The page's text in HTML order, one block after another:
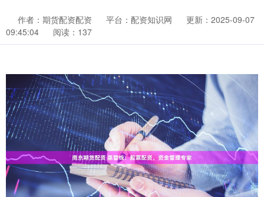
作者：期货配资配资 平台：配资知识网
更新：2025-09-07
09:45:04
阅读：137